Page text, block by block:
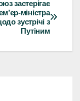
застерігає
міністра
зустрічі з
Путіним